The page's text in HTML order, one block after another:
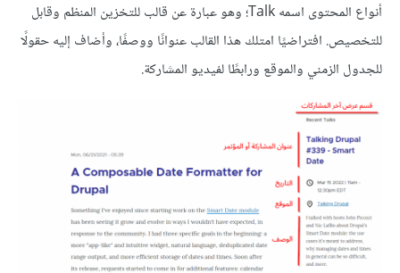
أنواع المحتوى اسمه Talk؛ وهو عبارة عن قالب للتخزين المنظم وقابل
للتخصيص. افتراضيًا امتلك هذا القالب عنوانًا ووصفًا، وأضاف إليه حقولًا
للجدول الزمني والموقع ورابطًا لفيديو المشاركة.